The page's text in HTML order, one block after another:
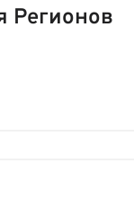
Регионов